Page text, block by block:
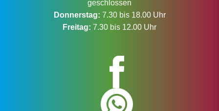
geschlossen
Donnerstag: 7.30 bis 18.00 Uhr
Freitag: 7.30 bis 12.00 Uhr